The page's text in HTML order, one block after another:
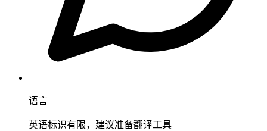
语言
英语标识有限，建议准备翻译工具